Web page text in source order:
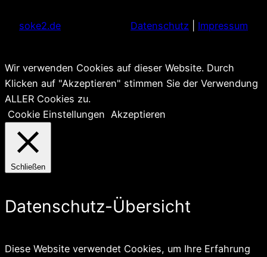
soke2.de Datenschutz Impressum
Wir verwenden Cookies auf dieser Website. Durch
Klicken auf "Akzeptieren" stimmen Sie der Verwendung
ALLER Cookies zu.
Cookie Einstellungen Akzeptieren
Schließen
Datenschutz-Übersicht
Diese Website verwendet Cookies, um Ihre Erfahrung